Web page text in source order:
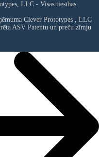
LLC - Visas tiesības
Clever Prototypes , LLC
ASV Patentu un preču zīmju